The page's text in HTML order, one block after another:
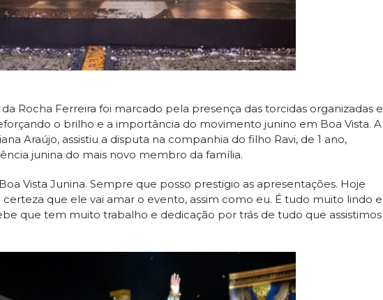
Rocha Ferreira foi marcado pela presença das torcidas organizadas e
o brilho e a importância do movimento junino em Boa Vista. A
Araújo, assistiu a disputa na companhia do filho Ravi, de 1 ano,
junina do mais novo membro da família.
Vista Junina. Sempre que posso prestigio as apresentações. Hoje
que ele vai amar o evento, assim como eu. É tudo muito lindo e
que tem muito trabalho e dedicação por trás de tudo que assistimos